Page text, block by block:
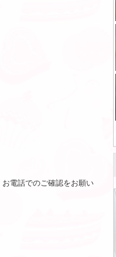
電話でのご確認をお願い